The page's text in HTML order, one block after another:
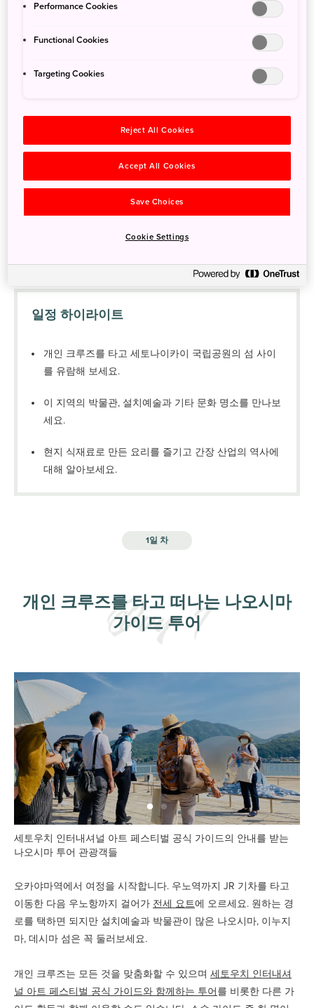
세토 내해를 도는 모험을 통해 섬이 예술과 문화의 중심이 될 때 어
떤 일이 생기는지 확인해 보세요. 편안한 여행을 위한 전세 크루즈
을 박물관과 설치예술, 아름다운 풍경을 감상하세요.
일정 하이라이트
개인 크루즈를 타고 세토나이카이 국립공원의 섬 사이
를 유람해 보세요.
이 지역의 박물관, 설치예술과 기타 문화 명소를 만나보
세요.
현지 식재료로 만든 요리를 즐기고 간장 산업의 역사에
대해 알아보세요.
데시마의 현지 별미
계절에 따른 쇼도시마 주변 관광
1일 차
개인 크루즈를 타고 떠나는 나오시마
가이드 투어
세토우치 인터내셔널 아트 페스티벌 공식 가이드의 안내를 받는
나오시마 투어 관광객들
오카야마역에서 여정을 시작합니다. 우노역까지 JR 기차를 타고
이동한 다음 우노항까지 걸어가 전세 요트에 오르세요. 원하는 경
로를 택하면 되지만 설치예술과 박물관이 많은 나오시마, 이누지
마, 데시마 섬은 꼭 둘러보세요.
개인 크루즈는 모든 것을 맞춤화할 수 있으며 세토우치 인터내셔
널 아트 페스티벌 공식 가이드와 함께하는 투어를 비롯한 다른 가
Performance Cookies
Functional Cookies
Targeting Cookies
Reject All Cookies
Accept All Cookies
Save Choices
Cookie Settings